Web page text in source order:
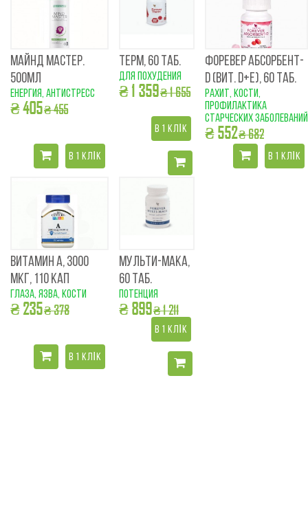
МАЙНД МАСТЕР.
500МЛ
енергия, антистресс
₴ 405₴ 455
В 1 КЛІК
ТЕРМ, 60 ТАБ.
для похудения
₴ 1 359₴ 1 655
В 1 КЛІК
ФОРЕВЕР АБСОРБЕНТ-
D (ВИТ. D+E), 60 ТАБ.
рахит, кости,
профилактика
старческих заболеваний
₴ 552₴ 682
В 1 КЛІК
ВИТАМИН А, 3000
МКГ, 110 КАП
глаза, язва, кости
₴ 235₴ 378
В 1 КЛІК
МУЛЬТИ-МАКА,
60 ТАБ.
потенция
₴ 899₴ 1 211
В 1 КЛІК